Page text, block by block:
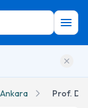
Ankara Prof. Dr.